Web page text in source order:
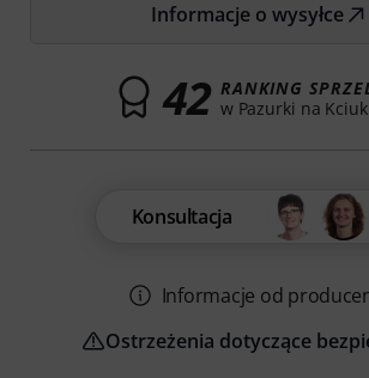
Informacje o wysyłce
42 RANKING
w Pazurki na Kciuk
Konsultacja
Informacje od
Ostrzeżenia dotyczące